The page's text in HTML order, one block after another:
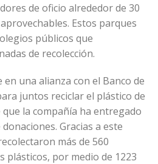
de oficio alrededor de 30
Estos parques
públicos que
de recolección.
una alianza con el Banco de
juntos reciclar el plástico de
que la compañía ha entregado
Gracias a este
más de 560
plásticos, por medio de 1223